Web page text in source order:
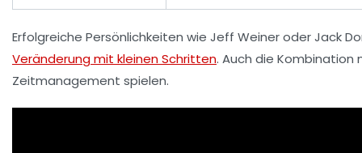
Erfolgreiche Persönlichkeiten wie Jeff Weiner oder Jack
Veränderung mit kleinen Schritten. Auch die
Zeitmanagement spielen.